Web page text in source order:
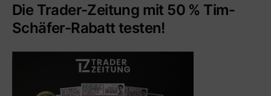
Die Trader-Zeitung mit 50 % Tim-
Schäfer-Rabatt testen!